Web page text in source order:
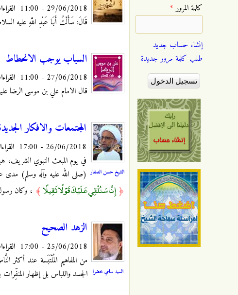
29/06/2018 - 11:00
قَالَ: سَأَلْتُ أَبَا عَبْدِ اللَّهِ عليه
السباب يوجب الانحطاط
27/06/2018 - 11:00
قال الامام علي بن موسى الرضا
الشيخ حسن الصفار
المجتمعات والافكار
26/06/2018 - 17:00
في‮ ‬يوم المبعث النبوي‮ ‬الشريف،‮
(‬صلى الله عليه وآله وسلم‮) ‬مدى
﴿ إِنَّا سَنُلْقِي عَلَيْكَ قَوْلًا ثَقِيلًا ﴾ ‬،‮ ‬وكان
السيد سامي خضرا
الزهد الصحيح
25/06/2018 - 17:00
من المفاهيم المُلْتَبَسة عند أكثر
الجسد واللباس بل إظهار
‏كلمة المرور ‏*
إنشاء حساب جديد
طلب كلمة مرور جديدة